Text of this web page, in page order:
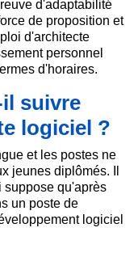
d'adaptabilité
de proposition et
d'architecte
personnel
d'horaires.
suivre
logiciel ?
et les postes ne
jeunes diplômés. Il
suppose qu'après
un poste de
logiciel